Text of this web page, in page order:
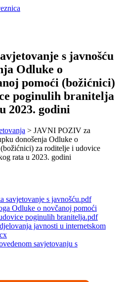
s javnošću
Odluke o
pomoći (božićnici)
poginulih branitelja
2023. godini
> JAVNI POZIV za
donošenja Odluke o
za roditelje i udovice
rata u 2023. godini
savjetovanje s javnošću.pdf
Odluke o novčanoj pomoći
poginulih branitelja.pdf
javnosti u internetskom
savjetovanju s